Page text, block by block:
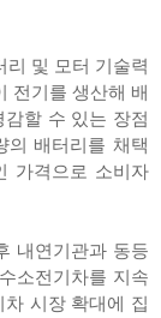
리 및 모터 기술력
전기를 생산해 배
할 수 있는 장점
의 배터리를 채택
가격으로 소비자
내연기관과 동등
소전기차를 지속
시장 확대에 집